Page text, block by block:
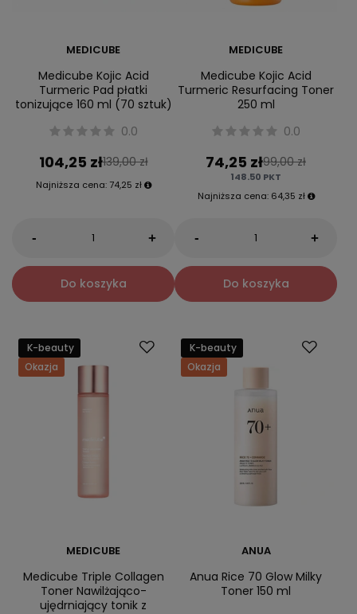
MEDICUBE
Medicube Kojic Acid
Turmeric Pad płatki
tonizujące 160 ml (70 sztuk)
0.0
104,25 zł139,00 zł
Najniższa cena: 74,25 zł
- +
Do koszyka
MEDICUBE
Medicube Kojic Acid
Turmeric Resurfacing Toner
250 ml
0.0
74,25 zł99,00 zł
148.50 PKT
Najniższa cena: 64,35 zł
- +
Do koszyka
K-beauty
Okazja
MEDICUBE
Medicube Triple Collagen
Toner Nawilżająco-
ujędrniający tonik z
K-beauty
Okazja
ANUA
Anua Rice 70 Glow Milky
Toner 150 ml